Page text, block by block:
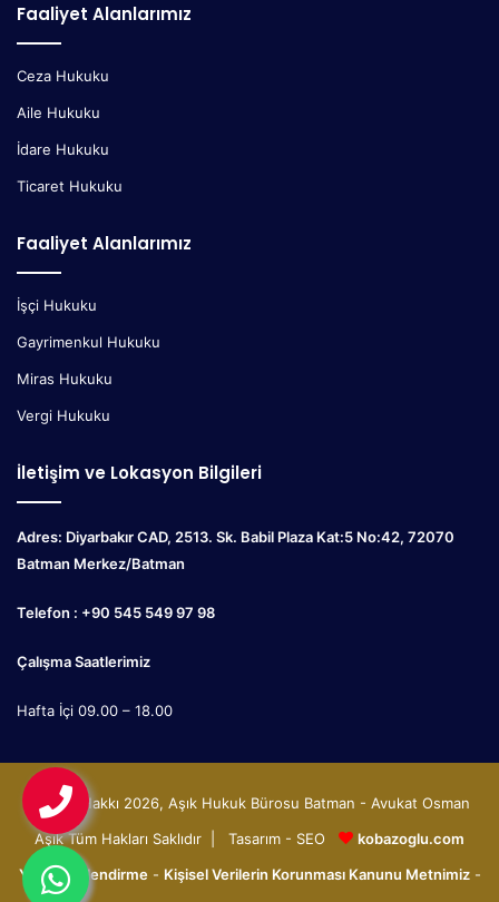
Faaliyet Alanlarımız
Ceza Hukuku
Aile Hukuku
İdare Hukuku
Ticaret Hukuku
Faaliyet Alanlarımız
İşçi Hukuku
Gayrimenkul Hukuku
Miras Hukuku
Vergi Hukuku
İletişim ve Lokasyon Bilgileri
Adres: Diyarbakır CAD, 2513. Sk. Babil Plaza Kat:5 No:42, 72070
Batman Merkez/Batman
Telefon : +90 545 549 97 98
Çalışma Saatlerimiz
Hafta İçi 09.00 – 18.00
© Telif Hakkı 2026, Aşık Hukuk Bürosu Batman - Avukat Osman
Aşık Tüm Hakları Saklıdır | Tasarım - SEO
kobazoglu.com
Yasal Bilgilendirme- Kişisel Verilerin Korunması Kanunu Metnimiz-